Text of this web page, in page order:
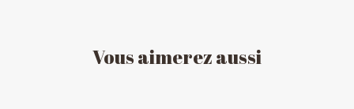
Vousaimerezaussi